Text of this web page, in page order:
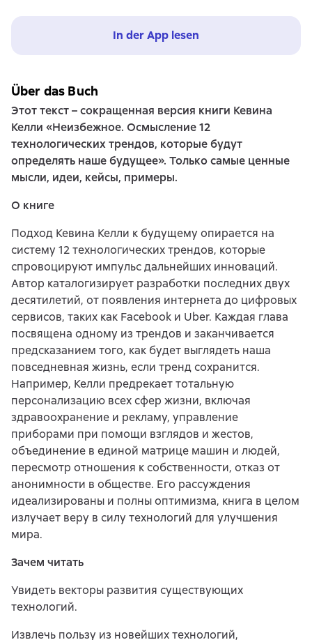
In der App lesen
Über das Buch
Этот текст – сокращенная версия книги Кевина
Келли «Неизбежное. Осмысление 12
технологических трендов, которые будут
определять наше будущее». Только самые ценные
мысли, идеи, кейсы, примеры.
О книге
Подход Кевина Келли к будущему опирается на
систему 12 технологических трендов, которые
спровоцируют импульс дальнейших инноваций.
Автор каталогизирует разработки последних двух
десятилетий, от появления интернета до цифровых
сервисов, таких как Facebook и Uber. Каждая глава
посвящена одному из трендов и заканчивается
предсказанием того, как будет выглядеть наша
повседневная жизнь, если тренд сохранится.
Например, Келли предрекает тотальную
персонализацию всех сфер жизни, включая
здравоохранение и рекламу, управление
приборами при помощи взглядов и жестов,
объединение в единой матрице машин и людей,
пересмотр отношения к собственности, отказ от
анонимности в обществе. Его рассуждения
идеализированы и полны оптимизма, книга в целом
излучает веру в силу технологий для улучшения
мира.
Зачем читать
Увидеть векторы развития существующих
технологий.
Извлечь пользу из новейших технологий,